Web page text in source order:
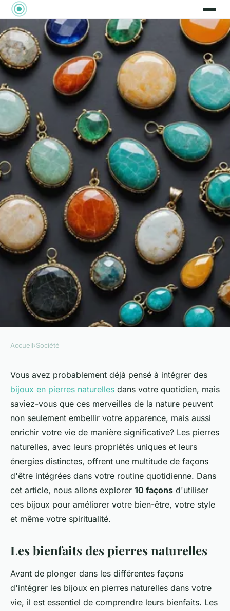
10 façons d'intégrer les bijoux
en pierres naturelles dans
votre vie
Mélina•24 février 2025 •7 min de lecture
Accueil›Société
Vous avez probablement déjà pensé à intégrer des
bijoux en pierres naturelles dans votre quotidien, mais
saviez-vous que ces merveilles de la nature peuvent
non seulement embellir votre apparence, mais aussi
enrichir votre vie de manière significative? Les pierres
naturelles, avec leurs propriétés uniques et leurs
énergies distinctes, offrent une multitude de façons
d'être intégrées dans votre routine quotidienne. Dans
cet article, nous allons explorer 10 façons d'utiliser
ces bijoux pour améliorer votre bien-être, votre style
et même votre spiritualité.
Les bienfaits des pierres naturelles
Avant de plonger dans les différentes façons
d'intégrer les bijoux en pierres naturelles dans votre
vie, il est essentiel de comprendre leurs bienfaits. Les